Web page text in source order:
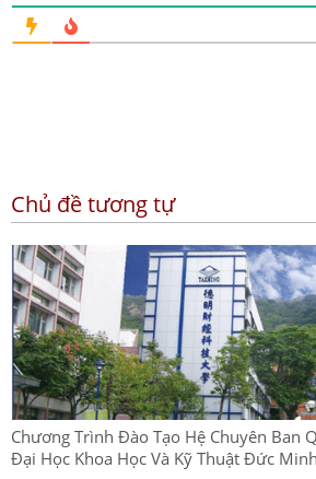
Chủ đề tương tự
Chương Trình Đào Tạo Hệ Chuyên Ban
Đại Học Khoa Học Và Kỹ Thuật Đức Minh